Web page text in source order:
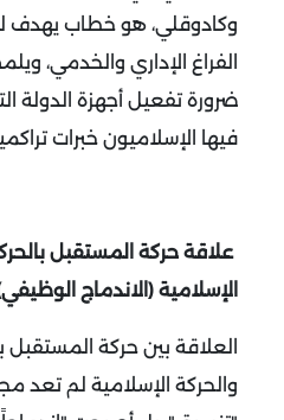
وكادوقلي، هو خطاب يهدف
الفراغ الإداري والخدمي،
ضرورة تفعيل أجهزة الدولة
فيها الإسلاميون خبرات
علاقة حركة المستقبل
الإسلامية (الاندماج
العلاقة بين حركة المستقبل
والحركة الإسلامية لم تعد